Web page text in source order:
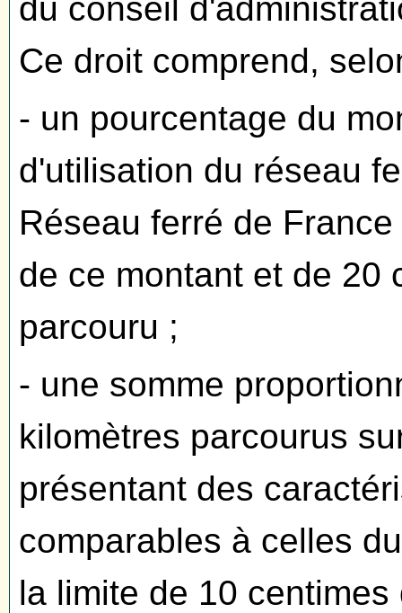
du conseil
Ce droit comprend,
- un pourcentage du
d'utilisation du réseau
Réseau ferré de
de ce montant et de 20
parcouru ;
- une somme
kilomètres parcourus
présentant des
comparables à celles
la limite de 10